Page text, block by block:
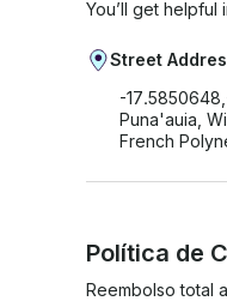
You’ll get
Street
-
Puna'auia,
French
Política de
Reembolso total